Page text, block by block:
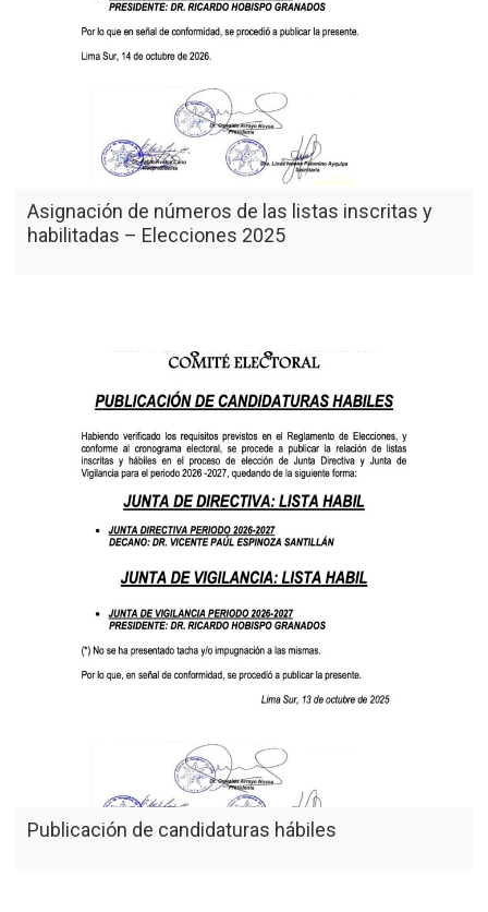
Asignación de números de las listas inscritas y
habilitadas – Elecciones 2025
Publicación de candidaturas hábiles